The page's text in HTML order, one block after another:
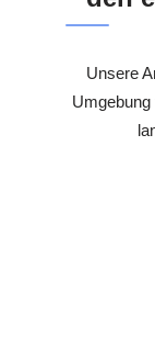
Unsere